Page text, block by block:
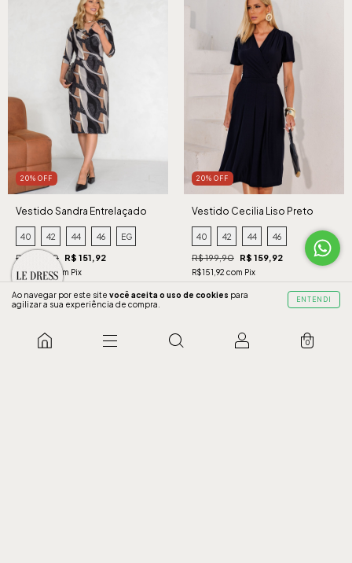
Ao navegar por este site você aceita o uso de cookies para
agilizar a sua experiência de compra.
ENTENDI
0
20% OFF
Vestido Sandra Entrelaçado
Preto
40 42 44 46 EG
R$ 189,90 R$ 151,92
R$144,32 com Pix
3 x de R$50,64 sem juros
COMPRAR
20% OFF
Vestido Cecilia Liso Preto
40 42 44 46
R$ 199,90 R$ 159,92
R$151,92 com Pix
3 x de R$53,31 sem juros